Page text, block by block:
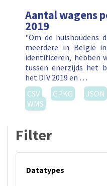
Aantal wagens
2019
"Om de huishoudens
meerdere in België
identificeren, hebben
tussen enerzijds het
het DIV 2019 en …
CSV
GPKG JSON
WMS
Filter
Datatypes